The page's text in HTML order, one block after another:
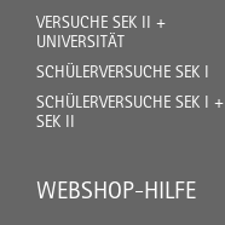
VERSUCHE SEK II +
UNIVERSITÄT
SCHÜLERVERSUCHE SEK I
SCHÜLERVERSUCHE SEK I +
SEK II
WEBSHOP-HILFE